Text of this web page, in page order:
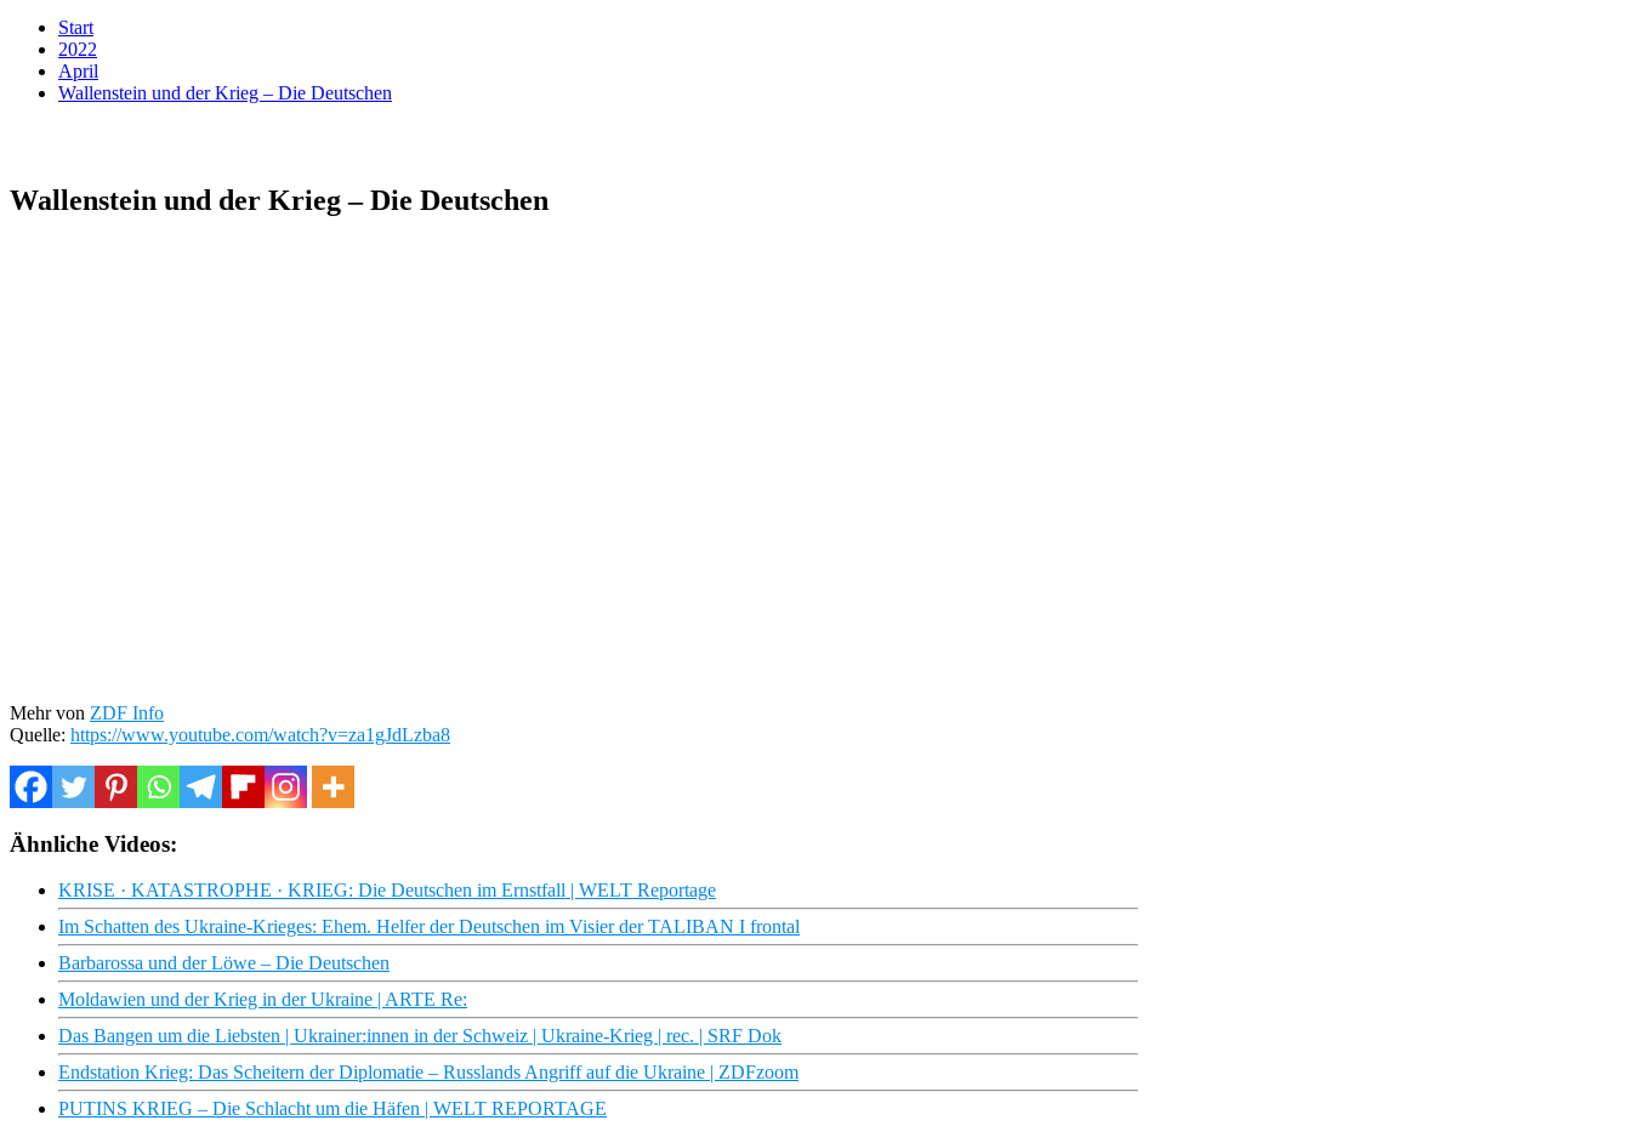
Start
2022
April
Wallenstein und der Krieg – Die Deutschen
Wallenstein und der Krieg – Die Deutschen
Mehr von ZDF Info
Quelle: https://www.youtube.com/watch?v=za1gJdLzba8
Ähnliche Videos:
KRISE · KATASTROPHE · KRIEG: Die Deutschen im Ernstfall | WELT Reportage
Im Schatten des Ukraine-Krieges: Ehem. Helfer der Deutschen im Visier der TALIBAN I frontal
Barbarossa und der Löwe – Die Deutschen
Moldawien und der Krieg in der Ukraine | ARTE Re:
Das Bangen um die Liebsten | Ukrainer:innen in der Schweiz | Ukraine-Krieg | rec. | SRF Dok
Endstation Krieg: Das Scheitern der Diplomatie – Russlands Angriff auf die Ukraine | ZDFzoom
PUTINS KRIEG – Die Schlacht um die Häfen | WELT REPORTAGE